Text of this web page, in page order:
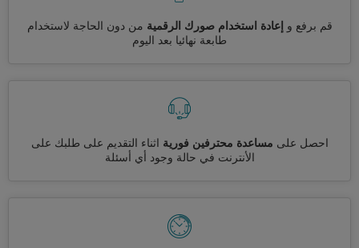
قم برفع و إعادة استخدام صورك الرقمية من دون الحاجة لاستخدام
طابعة نهائيا بعد اليوم
احصل على مساعدة محترفين فورية اثناء التقديم على طلبك على
الأنترنت في حالة وجود أي أسئلة